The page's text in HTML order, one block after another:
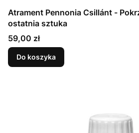
Atrament Pennonia Csillánt - Pokrzywa (60 ml) -
ostatnia sztuka
Cena
59,00 zł
Do koszyka